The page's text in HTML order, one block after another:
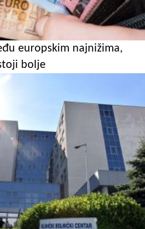
europskim najnižima,
bolje